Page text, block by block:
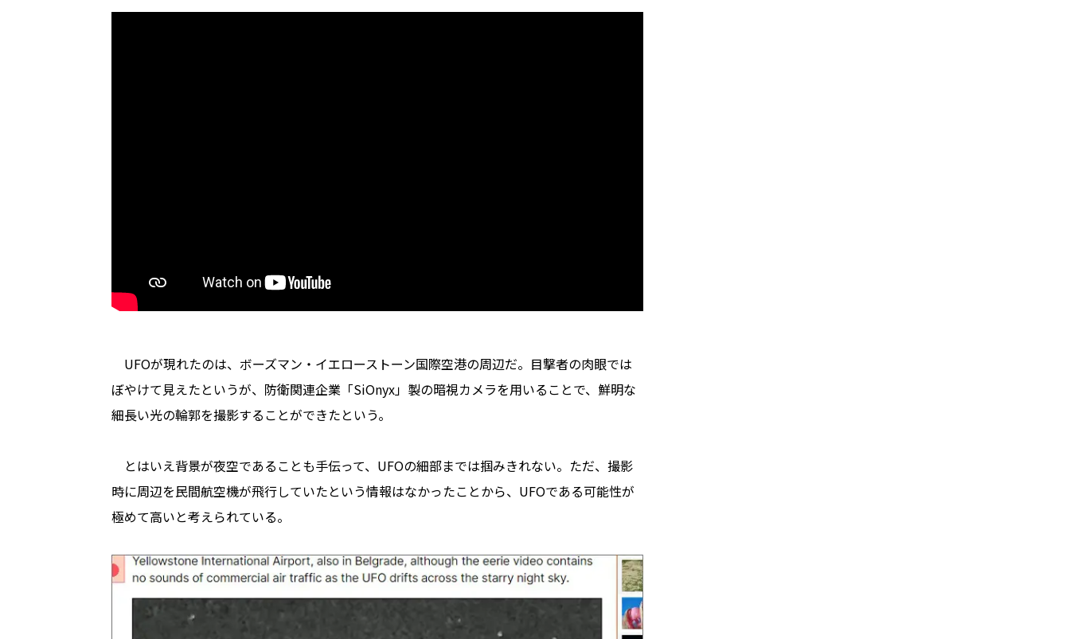
UFOが現れたのは、ボーズマン・イエローストーン国際空港の周辺だ。目撃者の肉眼では
ぼやけて見えたというが、防衛関連企業「SiOnyx」製の暗視カメラを用いることで、鮮明な
細長い光の輪郭を撮影することができたという。
とはいえ背景が夜空であることも手伝って、UFOの細部までは掴みきれない。ただ、撮影
時に周辺を民間航空機が飛行していたという情報はなかったことから、UFOである可能性が
極めて高いと考えられている。